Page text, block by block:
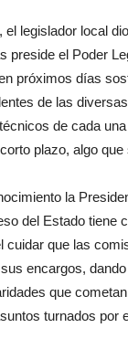
el legislador local
preside el Poder
próximos días
de las
de cada
plazo, algo que
la
del Estado tiene
cuidar que las
encargos,
que
turnados por